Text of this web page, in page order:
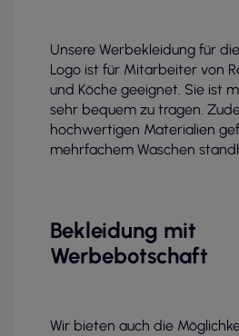
Unsere Werbekleidung für
Logo ist für Mitarbeiter von
und Köche geeignet. Sie ist
sehr bequem zu tragen.
hochwertigen Materialien
mehrfachem Waschen
Bekleidung mit
Werbebotschaft
Wir bieten auch die